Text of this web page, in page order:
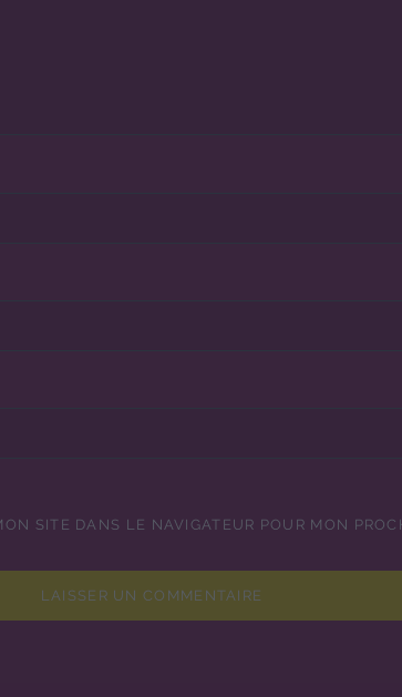
SITE DANS LE NAVIGATEUR POUR MON